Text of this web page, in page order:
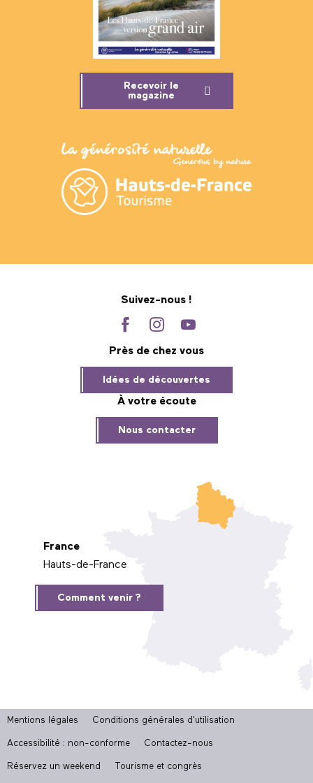
Recevoir le
magazine
Suivez-nous !
Près de chez vous
Idées de découvertes
À votre écoute
Nous contacter
France
Hauts-de-France
Comment venir ?
Mentions légales Conditions générales d'utilisation
Accessibilité : non-conforme Contactez-nous
Réservez un weekend Tourisme et congrès